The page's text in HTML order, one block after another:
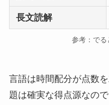
長文読解
参考：でる
言語は時間配分が点数
題は確実な得点源なの